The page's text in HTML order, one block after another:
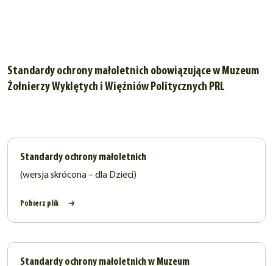
Standardy ochrony małoletnich obowiązujące w Muzeum
Żołnierzy Wyklętych i Więźniów Politycznych PRL
Standardy ochrony małoletnich
(wersja skrócona – dla Dzieci)
Pobierz plik
Standardy ochrony małoletnich w Muzeum